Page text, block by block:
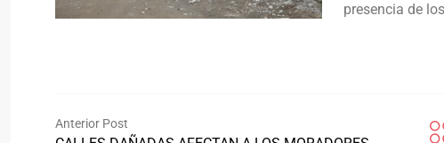
presencia de
Anterior Post